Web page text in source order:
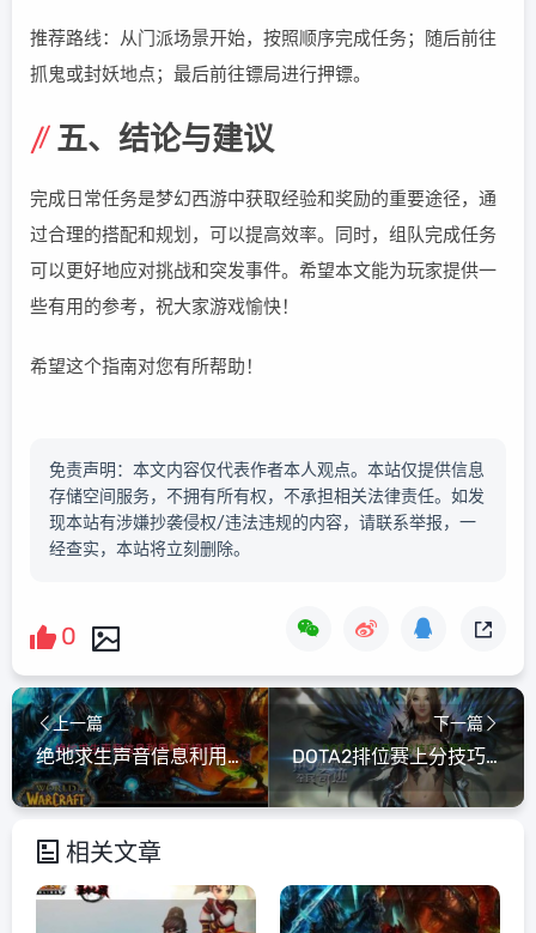
推荐路线：从门派场景开始，按照顺序完成任务；随后前往
抓鬼或封妖地点；最后前往镖局进行押镖。
五、结论与建议
完成日常任务是梦幻西游中获取经验和奖励的重要途径，通
过合理的搭配和规划，可以提高效率。同时，组队完成任务
可以更好地应对挑战和突发事件。希望本文能为玩家提供一
些有用的参考，祝大家游戏愉快！
希望这个指南对您有所帮助！
免责声明：本文内容仅代表作者本人观点。本站仅提供信息
存储空间服务，不拥有所有权，不承担相关法律责任。如发
现本站有涉嫌抄袭侵权/违法违规的内容，请联系举报，一
经查实，本站将立刻删除。
0
上一篇
绝地求生声音信息利用与环境感知
下一篇
DOTA2排位赛上分技巧与策略
相关文章